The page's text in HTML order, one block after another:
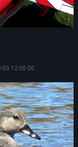
03 12:00:00